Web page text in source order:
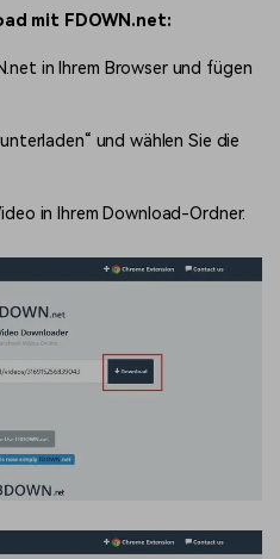
mit FDOWN.net:
in Ihrem Browser und fügen
und wählen Sie die
in Ihrem Download-Ordner.